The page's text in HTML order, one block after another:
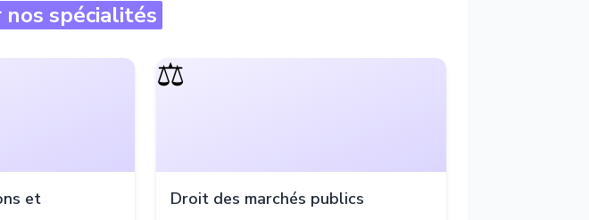
nos spécialités
et
⚖️
Droit des marchés publics